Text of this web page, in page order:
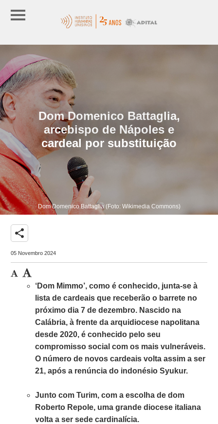
Dom Domenico Battaglia,
arcebispo de Nápoles e
cardeal por substituição
Dom Domenico Battaglia (Foto: Wikimedia Commons)
share
05 Novembro 2024
‘Dom Mimmo’, como é conhecido, junta-se à
lista de cardeais que receberão o barrete no
próximo dia 7 de dezembro. Nascido na
Calábria, à frente da arquidiocese napolitana
desde 2020, é conhecido pelo seu
compromisso social com os mais vulneráveis.
O número de novos cardeais volta assim a ser
21, após a renúncia do indonésio Syukur.
Junto com Turim, com a escolha de dom
Roberto Repole, uma grande diocese italiana
volta a ser sede cardinalícia.